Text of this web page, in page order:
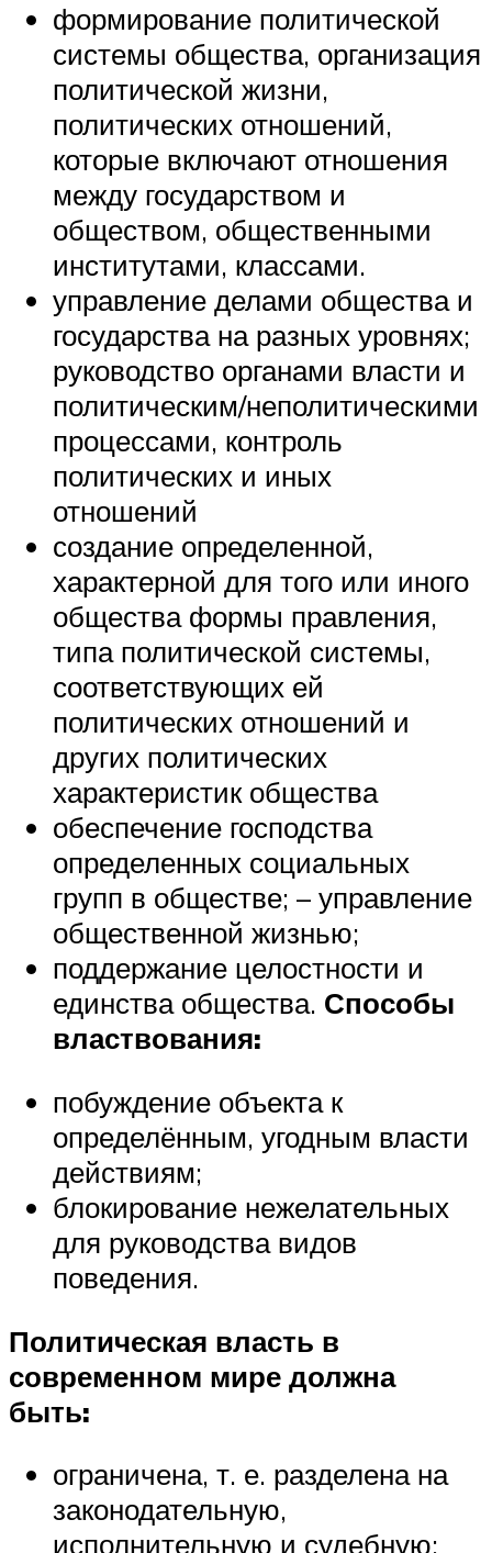
формирование политической
системы общества, организация
политической жизни,
политических отношений,
которые включают отношения
между государством и
обществом, общественными
институтами, классами.
управление делами общества и
государства на разных уровнях;
руководство органами власти и
политическим/неполитическими
процессами, контроль
политических и иных
отношений
создание определенной,
характерной для того или иного
общества формы правления,
типа политической системы,
соответствующих ей
политических отношений и
других политических
характеристик общества
обеспечение господства
определенных социальных
групп в обществе; – управление
общественной жизнью;
поддержание целостности и
единства общества. Способы
властвования:
побуждение объекта к
определённым, угодным власти
действиям;
блокирование нежелательных
для руководства видов
поведения.
Политическая власть в
современном мире должна
быть:
ограничена, т. е. разделена на
законодательную,
исполнительную и судебную;